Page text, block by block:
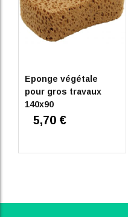
Eponge végétale
pour gros travaux
140x90
5,70 €